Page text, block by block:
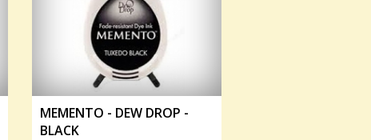
MEMENTO - DEW DROP -
BLACK